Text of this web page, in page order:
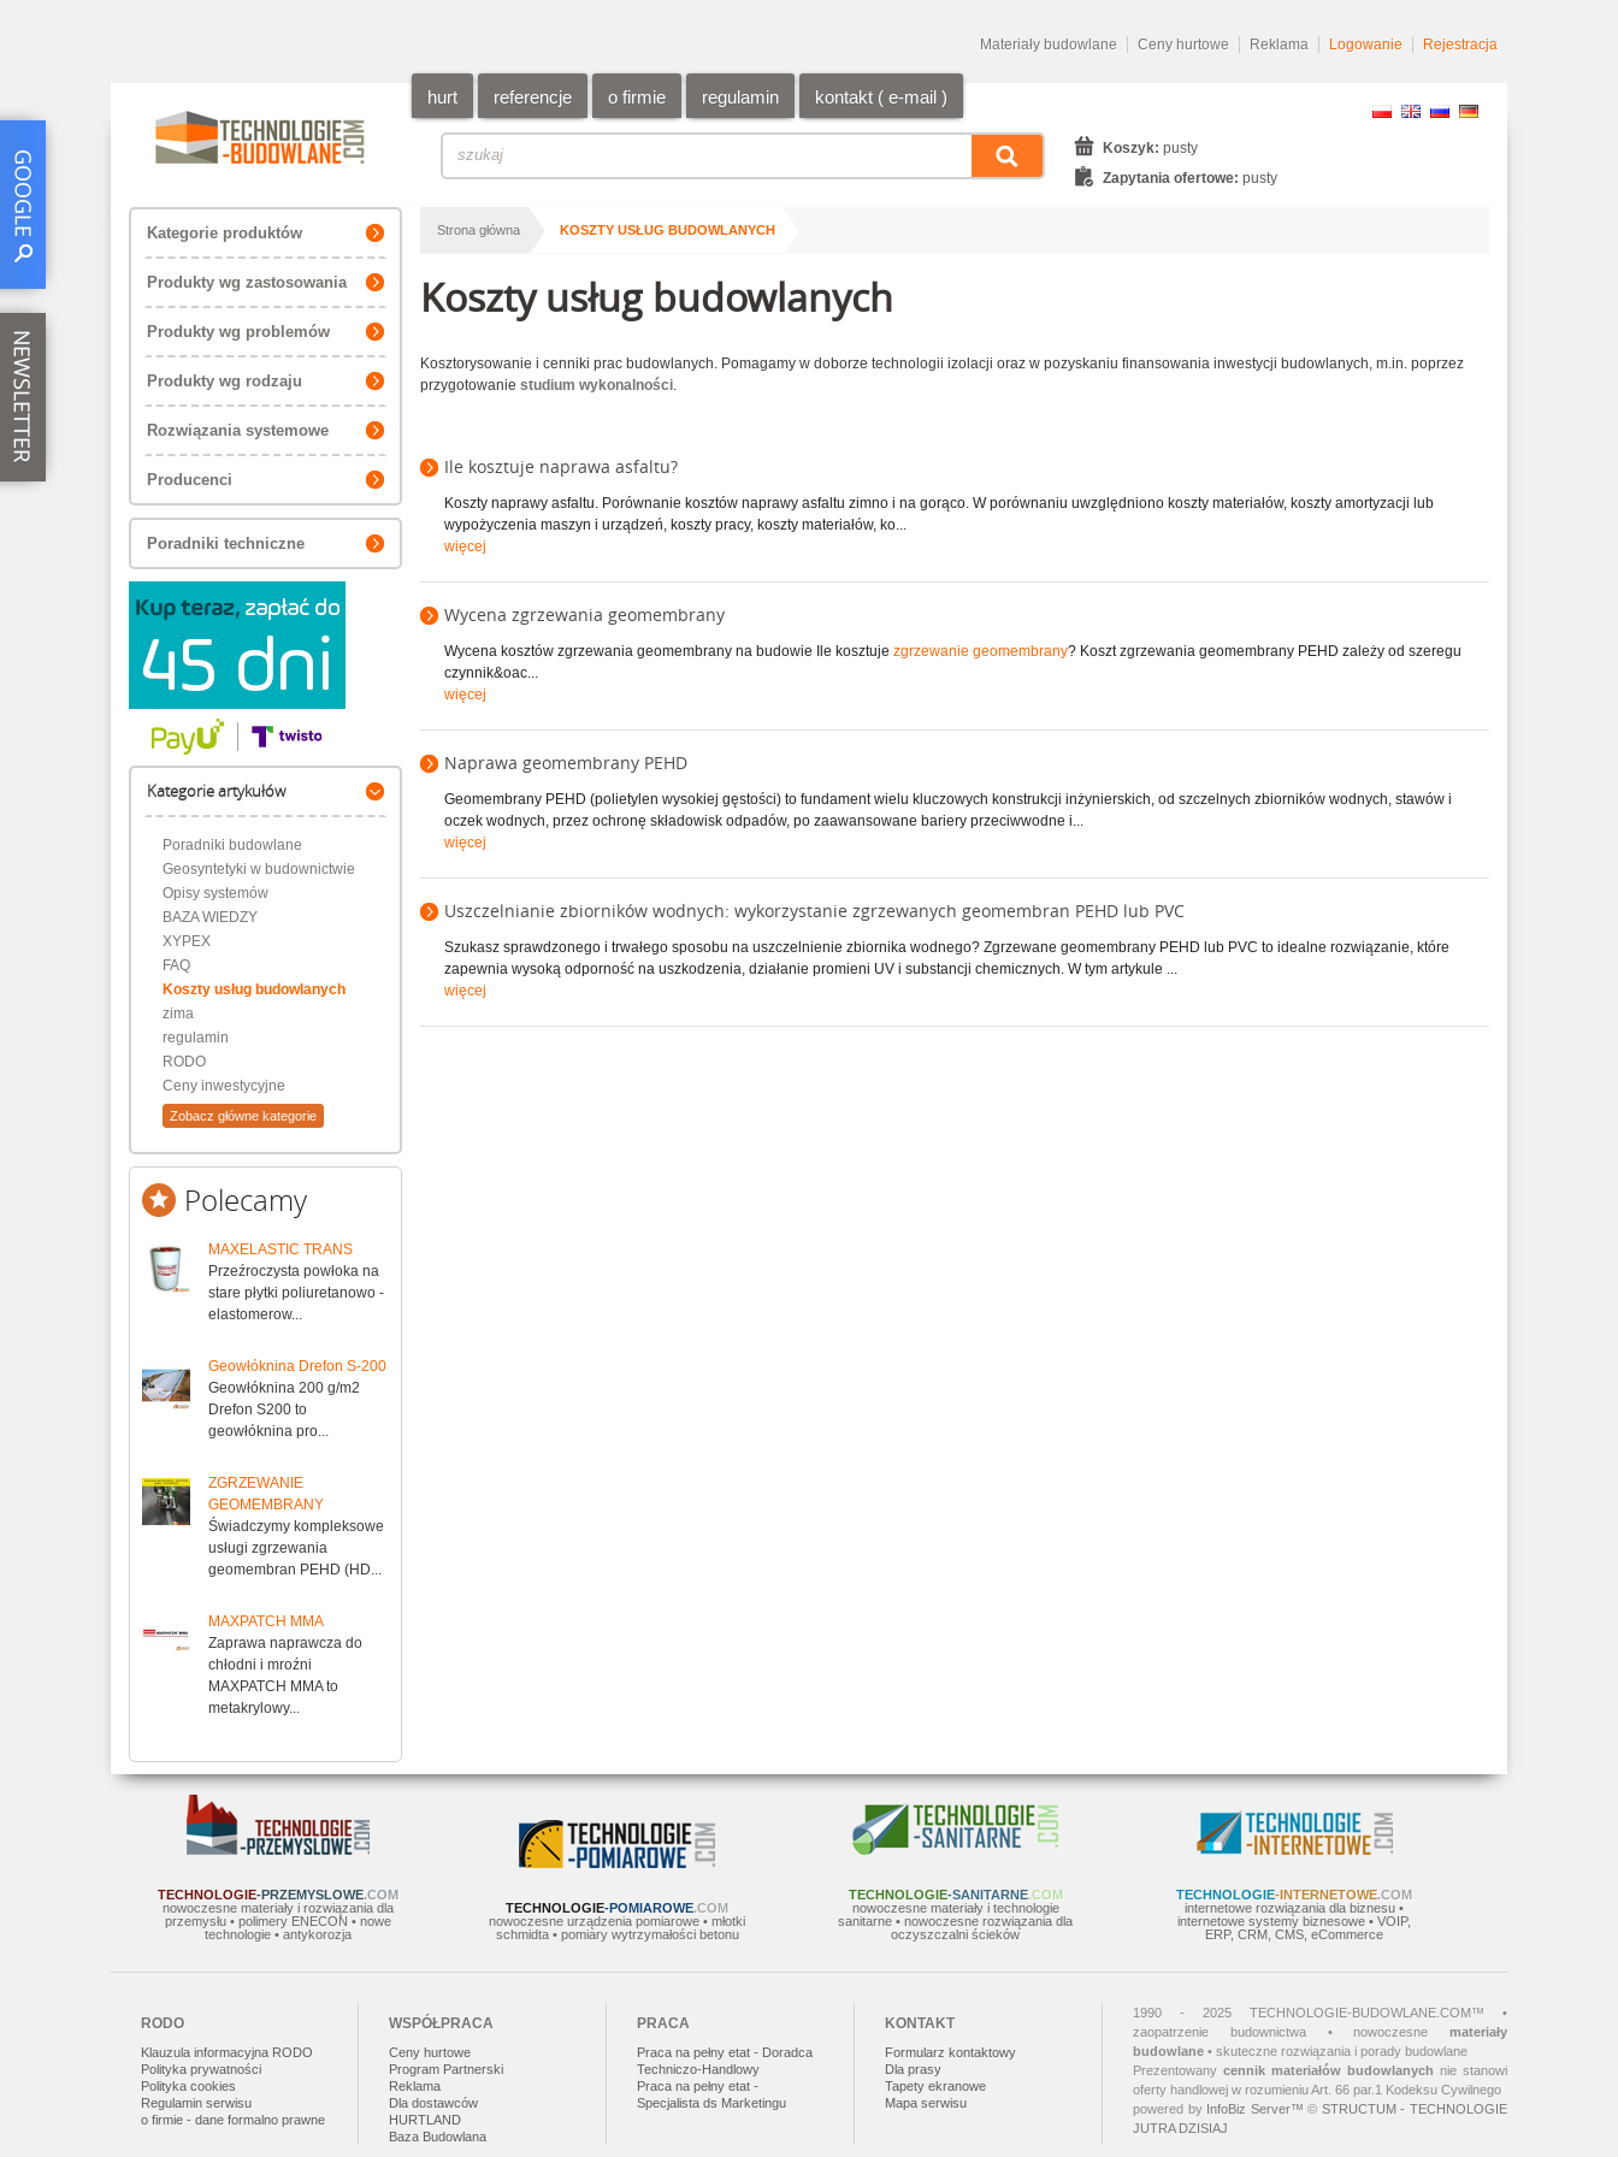
Materiały budowlane Ceny hurtowe Reklama Logowanie Rejestracja
hurt referencje o firmie regulamin kontakt ( e-mail )
Koszyk: pusty
Zapytania ofertowe: pusty
Kategorie produktów
Produkty wg zastosowania
Produkty wg problemów
Produkty wg rodzaju
Rozwiązania systemowe
Producenci
Poradniki techniczne
Kategorie artykułów
Poradniki budowlane
Geosyntetyki w budownictwie
Opisy systemów
BAZA WIEDZY
XYPEX
FAQ
Koszty usług budowlanych
zima
regulamin
RODO
Ceny inwestycyjne
Zobacz główne kategorie
Polecamy
MAXELASTIC TRANS
Przeźroczysta powłoka na
stare płytki poliuretanowo -
elastomerow...
Geowłóknina Drefon S-200
Geowłóknina 200 g/m2
Drefon S200 to
geowłóknina pro...
ZGRZEWANIE
GEOMEMBRANY
Świadczymy kompleksowe
usługi zgrzewania
geomembran PEHD (HD...
MAXPATCH MMA
Zaprawa naprawcza do
chłodni i mroźni
MAXPATCH MMA to
metakrylowy...
Strona główna KOSZTY USŁUG BUDOWLANYCH
Koszty usług budowlanych
Kosztorysowanie i cenniki prac budowlanych. Pomagamy w doborze technologii izolacji oraz w pozyskaniu finansowania inwestycji budowlanych, m.in. poprzez
przygotowanie studium wykonalności.
Ile kosztuje naprawa asfaltu?
Koszty naprawy asfaltu. Porównanie kosztów naprawy asfaltu zimno i na gorąco. W porównaniu uwzględniono koszty materiałów, koszty amortyzacji lub
wypożyczenia maszyn i urządzeń, koszty pracy, koszty materiałów, ko...
więcej
Wycena zgrzewania geomembrany
Wycena kosztów zgrzewania geomembrany na budowie Ile kosztuje zgrzewanie geomembrany? Koszt zgrzewania geomembrany PEHD zależy od szeregu
czynnik&oac...
więcej
Naprawa geomembrany PEHD
Geomembrany PEHD (polietylen wysokiej gęstości) to fundament wielu kluczowych konstrukcji inżynierskich, od szczelnych zbiorników wodnych, stawów i
oczek wodnych, przez ochronę składowisk odpadów, po zaawansowane bariery przeciwwodne i...
więcej
Uszczelnianie zbiorników wodnych: wykorzystanie zgrzewanych geomembran PEHD lub PVC
Szukasz sprawdzonego i trwałego sposobu na uszczelnienie zbiornika wodnego? Zgrzewane geomembrany PEHD lub PVC to idealne rozwiązanie, które
zapewnia wysoką odporność na uszkodzenia, działanie promieni UV i substancji chemicznych. W tym artykule ...
więcej
TECHNOLOGIE-PRZEMYSLOWE.COM
nowoczesne materiały i rozwiązania dla
przemysłu • polimery ENECON • nowe
technologie • antykorozja
TECHNOLOGIE-POMIAROWE.COM
nowoczesne urządzenia pomiarowe • młotki
schmidta • pomiary wytrzymałości betonu
TECHNOLOGIE-SANITARNE.COM
nowoczesne materiały i technologie
sanitarne • nowoczesne rozwiązania dla
oczyszczalni ścieków
TECHNOLOGIE-INTERNETOWE.COM
internetowe rozwiązania dla biznesu •
internetowe systemy biznesowe • VOIP,
ERP, CRM, CMS, eCommerce
RODO
Klauzula informacyjna RODO
Polityka prywatności
Polityka cookies
Regulamin serwisu
o firmie - dane formalno prawne
WSPÓŁPRACA
Ceny hurtowe
Program Partnerski
Reklama
Dla dostawców
HURTLAND
Baza Budowlana
PRACA
Praca na pełny etat - Doradca
Techniczo-Handlowy
Praca na pełny etat -
Specjalista ds Marketingu
KONTAKT
Formularz kontaktowy
Dla prasy
Tapety ekranowe
Mapa serwisu
1990 - 2025 TECHNOLOGIE-BUDOWLANE.COM™ •
zaopatrzenie budownictwa • nowoczesne materiały
budowlane • skuteczne rozwiązania i porady budowlane
Prezentowany cennik materiałów budowlanych nie stanowi
oferty handlowej w rozumieniu Art. 66 par.1 Kodeksu Cywilnego
powered by InfoBiz Server™ © STRUCTUM - TECHNOLOGIE
JUTRA DZISIAJ